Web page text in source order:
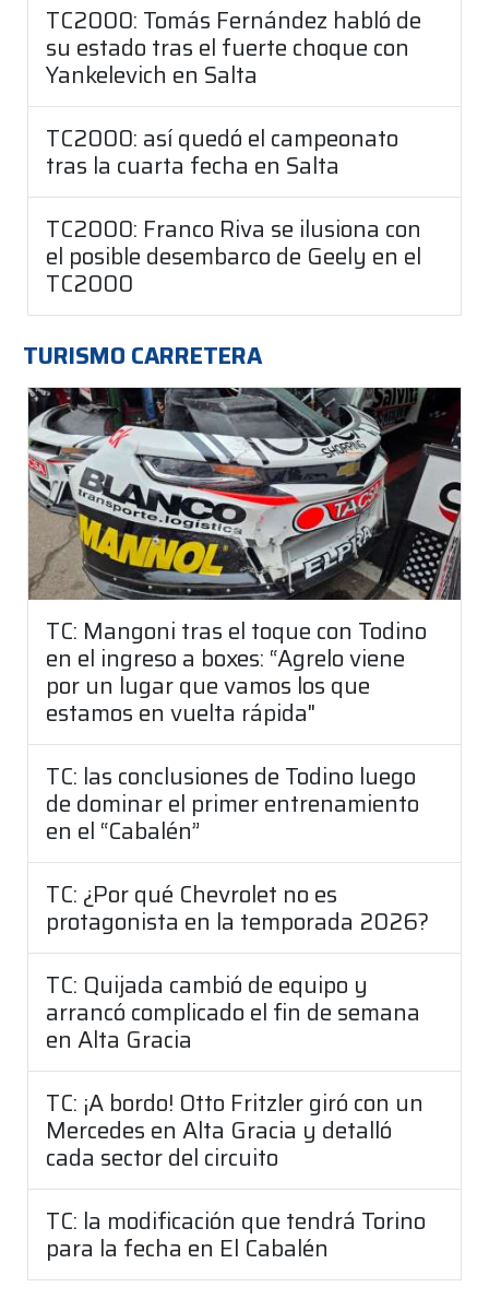
TC2000: Tomás Fernández habló de
su estado tras el fuerte choque con
Yankelevich en Salta
TC2000: así quedó el campeonato
tras la cuarta fecha en Salta
TC2000: Franco Riva se ilusiona con
el posible desembarco de Geely en el
TC2000
TURISMO CARRETERA
TC: Mangoni tras el toque con Todino
en el ingreso a boxes: “Agrelo viene
por un lugar que vamos los que
estamos en vuelta rápida"
TC: las conclusiones de Todino luego
de dominar el primer entrenamiento
en el “Cabalén”
TC: ¿Por qué Chevrolet no es
protagonista en la temporada 2026?
TC: Quijada cambió de equipo y
arrancó complicado el fin de semana
en Alta Gracia
TC: ¡A bordo! Otto Fritzler giró con un
Mercedes en Alta Gracia y detalló
cada sector del circuito
TC: la modificación que tendrá Torino
para la fecha en El Cabalén